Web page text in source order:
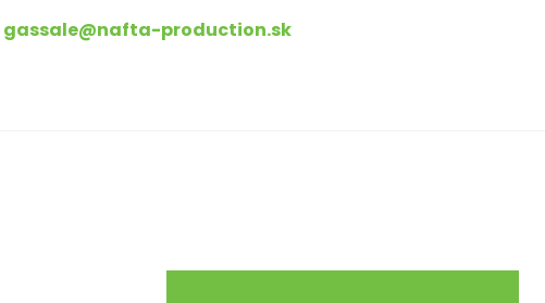
gassale@nafta-production.sk